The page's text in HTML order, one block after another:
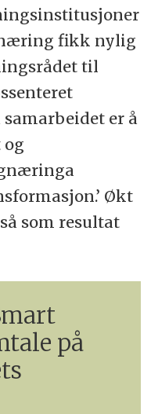
fikk nylig
til
er å
Økt
som resultat
på